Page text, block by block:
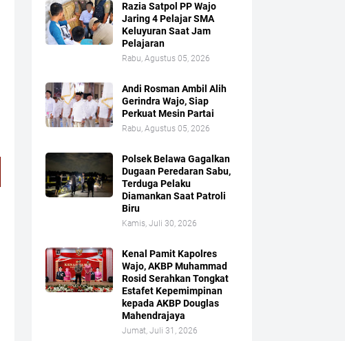
Razia Satpol PP Wajo
Jaring 4 Pelajar SMA
Keluyuran Saat Jam
Pelajaran
Rabu, Agustus 05, 2026
Andi Rosman Ambil Alih
Gerindra Wajo, Siap
Perkuat Mesin Partai
Rabu, Agustus 05, 2026
Polsek Belawa Gagalkan
Dugaan Peredaran Sabu,
Terduga Pelaku
Diamankan Saat Patroli
Biru
Kamis, Juli 30, 2026
Kenal Pamit Kapolres
Wajo, AKBP Muhammad
Rosid Serahkan Tongkat
Estafet Kepemimpinan
kepada AKBP Douglas
Mahendrajaya
Jumat, Juli 31, 2026